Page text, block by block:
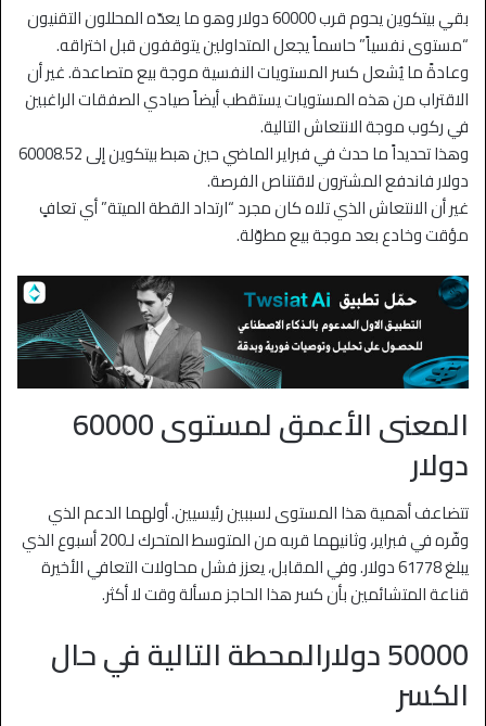
بقي بيتكوين يحوم قرب 60000 دولار وهو ما يعدّه المحللون التقنيون
“مستوى نفسياً” حاسماً يجعل المتداولين يتوقفون قبل اختراقه.
وعادةً ما يُشعل كسر المستويات النفسية موجة بيع متصاعدة. غير أن
الاقتراب من هذه المستويات يستقطب أيضاً صيادي الصفقات الراغبين
في ركوب موجة الانتعاش التالية.
وهذا تحديداً ما حدث في فبراير الماضي حين هبط بيتكوين إلى 60008.52
دولار فاندفع المشترون لاقتناص الفرصة.
غير أن الانتعاش الذي تلاه كان مجرد “ارتداد القطة الميتة” أي تعافٍ
مؤقت وخادع بعد موجة بيع مطوّلة.
المعنى الأعمق لمستوى 60000
دولار
تتضاعف أهمية هذا المستوى لسببين رئيسيين. أولهما الدعم الذي
وفّره في فبراير، وثانيهما قربه من المتوسط المتحرك لـ200 أسبوع الذي
يبلغ 61778 دولار. وفي المقابل، يعزز فشل محاولات التعافي الأخيرة
قناعة المتشائمين بأن كسر هذا الحاجز مسألة وقت لا أكثر.
50000 دولارالمحطة التالية في حال
الكسر